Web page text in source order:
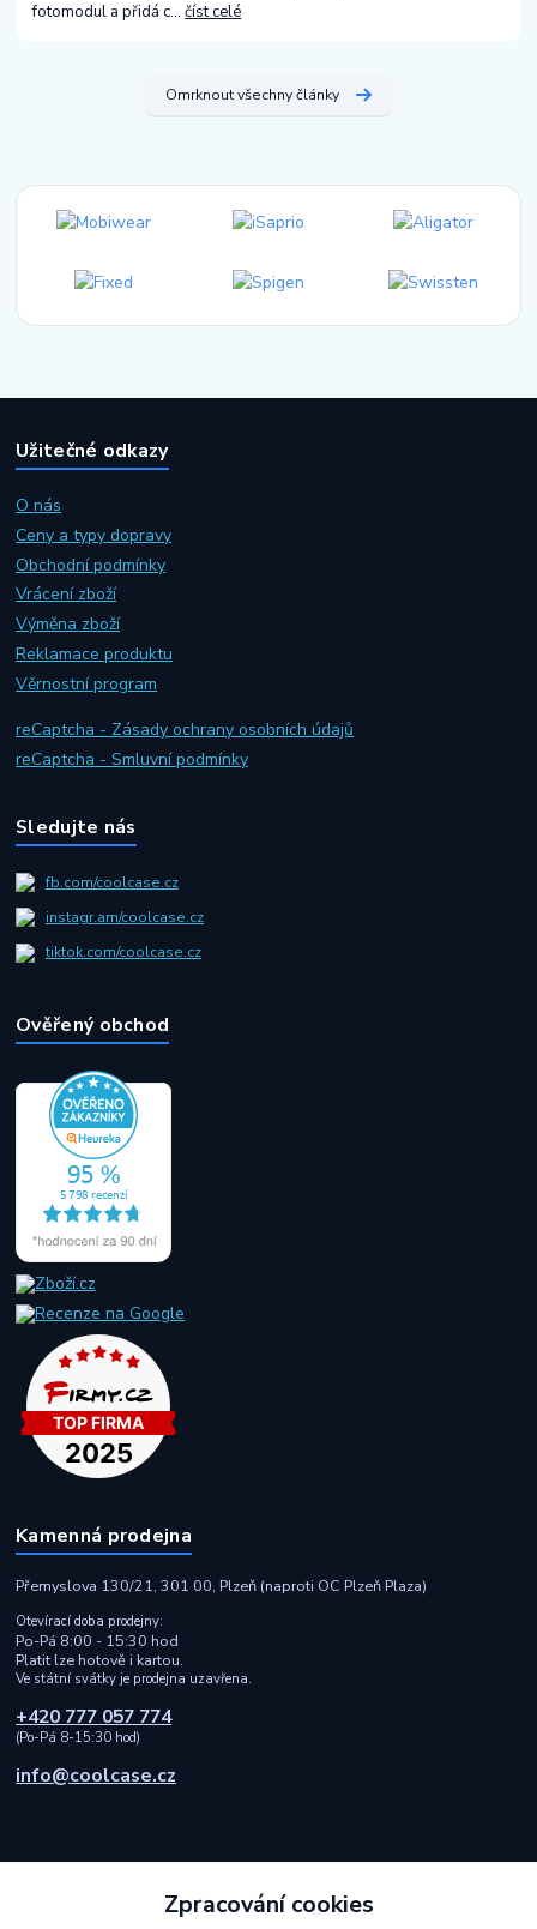
fotomodul a přidá c...číst celé
Omrknout všechny články
Užitečné odkazy
O nás
Ceny a typy dopravy
Obchodní podmínky
Vrácení zboží
Výměna zboží
Reklamace produktu
Věrnostní program
reCaptcha - Zásady ochrany osobních údajů
reCaptcha - Smluvní podmínky
Sledujte nás
fb.com/coolcase.cz
instagr.am/coolcase.cz
tiktok.com/coolcase.cz
Ověřený obchod
Kamenná prodejna
Přemyslova 130/21, 301 00, Plzeň (naproti OC Plzeň Plaza)
Otevírací doba prodejny:
Po-Pá 8:00 - 15:30 hod
Platit lze hotově i kartou.
Ve státní svátky je prodejna uzavřena.
+420 777 057 774
(Po-Pá 8-15:30 hod)
info@coolcase.cz
Rychlá a spolehlivá doprava i bezpečná online platba
Zpracování cookies